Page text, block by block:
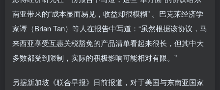
南亚带来的“成本显而易见，收益却很模糊” 。巴克莱经济学
家谭（Brian Tan）等人在报告中写道：“虽然根据该协议，马
来西亚享受互惠关税豁免的产品清单看起来很长，但其中大
多数都受到限制，实际的积极影响可能相对有限。”
另据新加坡《联合早报》日前报道，对于美国与东南亚国家